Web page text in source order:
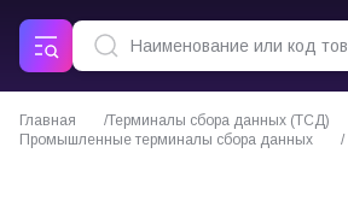
Главная
Терминалы сбора данных (ТСД)
Промышленные терминалы сбора данных